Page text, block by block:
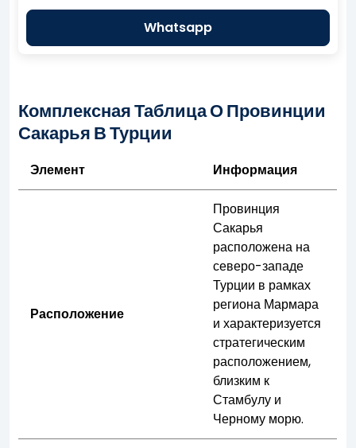
Whatsapp
Комплексная Таблица О Провинции
Сакарья В Турции
Элемент Информация
Расположение
Провинция
Сакарья
расположена на
северо-западе
Турции в рамках
региона Мармара
и характеризуется
стратегическим
расположением,
близким к
Стамбулу и
Черному морю.